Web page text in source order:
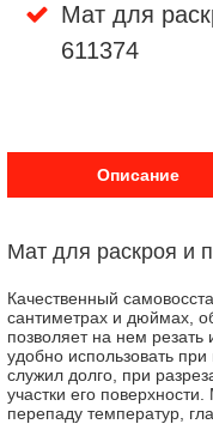
Мат для
611374
Описание
Мат для раскроя и
Качественный
сантиметрах и дюймах,
позволяет на нем
удобно использовать
служил долго, при
участки его
перепаду температур,